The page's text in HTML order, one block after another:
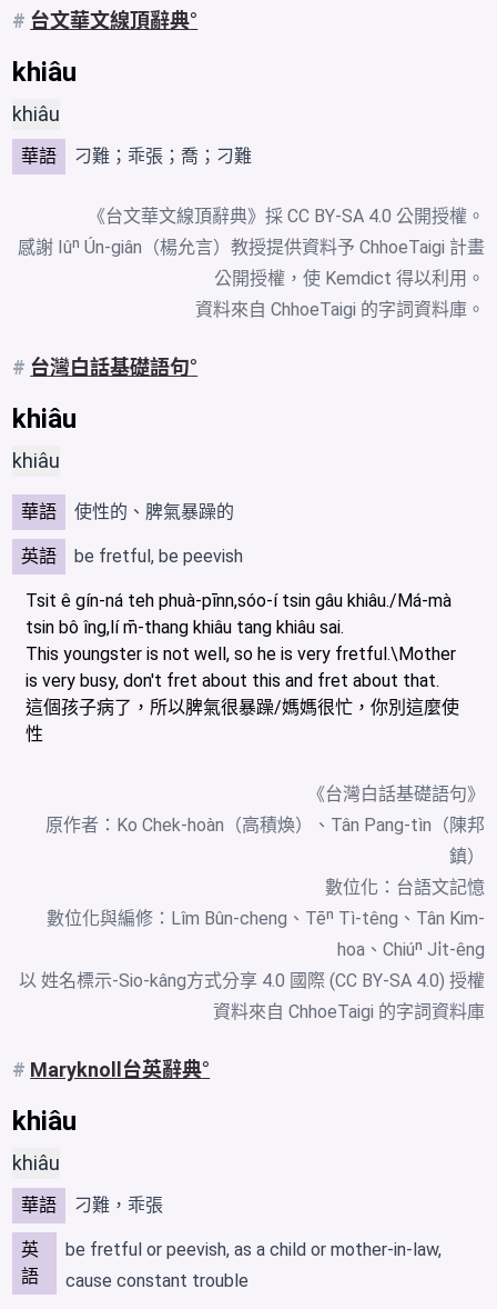
# 台文華文線頂辭典
khiâu
khiâu
華語 刁難 ； 乖張 ；喬； 刁難
《台文華文線頂辭典》採 CC BY-SA 4.0 公開授權。
感謝 Iûⁿ Ún-giân（楊允言）教授提供資料予 ChhoeTaigi 計畫
公開授權，使 Kemdict 得以利用。
資料來自 ChhoeTaigi 的字詞資料庫。
# 台灣白話基礎語句
khiâu
khiâu
華語 使性的、脾氣暴躁的
英語 be fretful, be peevish
Tsit ê gín-ná teh phuà-pīnn,sóo-í tsin gâu khiâu./Má-mà
tsin bô îng,lí m̄-thang khiâu tang khiâu sai.
This youngster is not well, so he is very fretful.\Mother
is very busy, don't fret about this and fret about that.
這個孩子病了，所以脾氣很暴躁/媽媽很忙，你別這麼使
性
《台灣白話基礎語句》
原作者：Ko Chek-hoàn（高積煥）、Tân Pang-tìn（陳邦
鎮）
數位化： 台語文記憶
數位化與編修：Lîm Bûn-cheng、Tēⁿ Tì-têng、Tân Kim-
hoa、Chiúⁿ Ji̍t-êng
以 姓名標示-Sio-kâng方式分享 4.0 國際 (CC BY-SA 4.0) 授權
資料來自 ChhoeTaigi 的字詞資料庫
# Maryknoll台英辭典
khiâu
khiâu
華語 刁難，乖張
英
語
be fretful or peevish, as a child or mother-in-law,
cause constant trouble